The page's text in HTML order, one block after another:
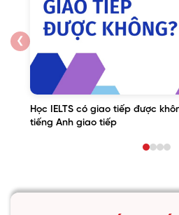
❮
Học IELTS có giao tiếp được
tiếng Anh giao tiếp